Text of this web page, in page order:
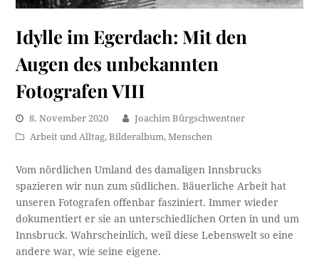
Idylle im Egerdach: Mit den
Augen des unbekannten
Fotografen VIII
8. November 2020
Joachim Bürgschwentner
Arbeit und Alltag,Bilderalbum,Menschen
Vom nördlichen Umland des damaligen Innsbrucks
spazieren wir nun zum südlichen. Bäuerliche Arbeit hat
unseren Fotografen offenbar fasziniert. Immer wieder
dokumentiert er sie an unterschiedlichen Orten in und um
Innsbruck. Wahrscheinlich, weil diese Lebenswelt so eine
andere war, wie seine eigene.